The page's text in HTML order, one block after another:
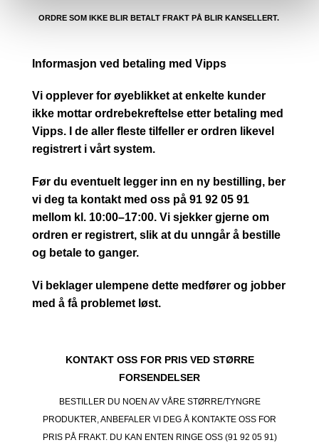
ORDRE SOM IKKE BLIR BETALT FRAKT PÅ BLIR KANSELLERT.
Informasjon ved betaling med Vipps
Vi opplever for øyeblikket at enkelte kunder
ikke mottar ordrebekreftelse etter betaling med
Vipps. I de aller fleste tilfeller er ordren likevel
registrert i vårt system.
Før du eventuelt legger inn en ny bestilling, ber
vi deg ta kontakt med oss på 91 92 05 91
mellom kl. 10:00–17:00. Vi sjekker gjerne om
ordren er registrert, slik at du unngår å bestille
og betale to ganger.
Vi beklager ulempene dette medfører og jobber
med å få problemet løst.
KONTAKT OSS FOR PRIS VED STØRRE
FORSENDELSER
BESTILLER DU NOEN AV VÅRE STØRRE/TYNGRE
PRODUKTER, ANBEFALER VI DEG Å KONTAKTE OSS FOR
PRIS PÅ FRAKT. DU KAN ENTEN RINGE OSS (91 92 05 91)